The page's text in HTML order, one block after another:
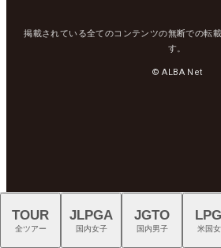
掲載されている全てのコンテンツの無断での転
す。
© ALBA Net
TOUR
全ツアー
JLPGA
国内女子
JGTO
国内男子 米国